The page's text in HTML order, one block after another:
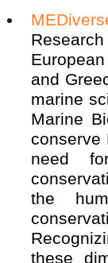
and
marine
Marine
conserve
need
the
these